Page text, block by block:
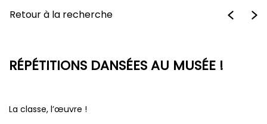
Retour à la recherche
RÉPÉTITIONS DANSÉES AU MUSÉE !
La classe, l’œuvre !